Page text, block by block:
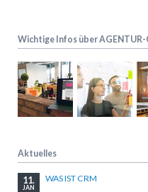
Wichtige Infos über AGENTUR-
Aktuelles
11.
JAN
WAS IST CRM